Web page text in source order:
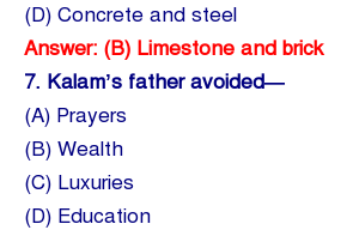
(D) Concrete and steel
Answer: (B) Limestone and brick
7. Kalam’s father avoided—
(A) Prayers
(B) Wealth
(C) Luxuries
(D) Education